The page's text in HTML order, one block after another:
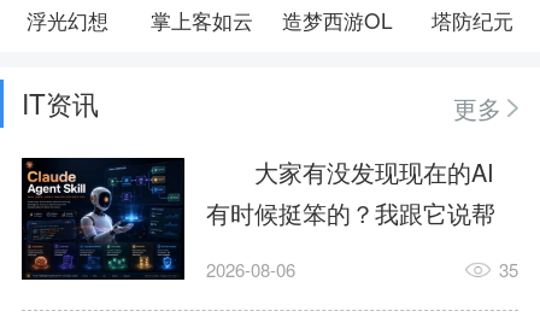
浮光幻想 掌上客如云 造梦西游OL 塔防纪元
IT资讯
更多
大家有没发现现在的AI
有时候挺笨的？我跟它说帮
我订个明天早上的闹钟，它
2026-08-06 35